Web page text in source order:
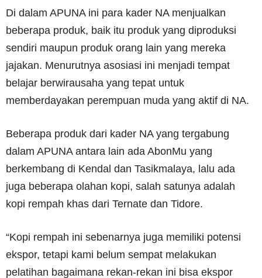
Di dalam APUNA ini para kader NA menjualkan
beberapa produk, baik itu produk yang diproduksi
sendiri maupun produk orang lain yang mereka
jajakan. Menurutnya asosiasi ini menjadi tempat
belajar berwirausaha yang tepat untuk
memberdayakan perempuan muda yang aktif di NA.
Beberapa produk dari kader NA yang tergabung
dalam APUNA antara lain ada AbonMu yang
berkembang di Kendal dan Tasikmalaya, lalu ada
juga beberapa olahan kopi, salah satunya adalah
kopi rempah khas dari Ternate dan Tidore.
“Kopi rempah ini sebenarnya juga memiliki potensi
ekspor, tetapi kami belum sempat melakukan
pelatihan bagaimana rekan-rekan ini bisa ekspor